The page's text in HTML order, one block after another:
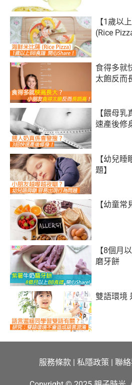
【1歲以
(Rice
食得多就
太飽反而
【餵母
速產後修
【幼兒
題】
【幼童常
【8個月
磨牙餅
雙語環境
服務條款 | 私隱政策 | 聯